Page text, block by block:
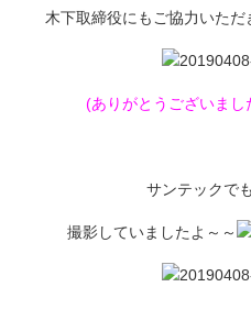
木下取締役にもご協力いただ
(ありがとうございまし
サンテックで
撮影していましたよ～～